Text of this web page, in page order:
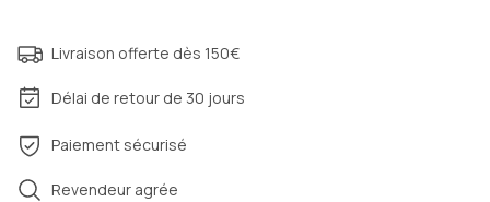
Livraison offerte dès 150€
Délai de retour de 30 jours
Paiement sécurisé
Revendeur agrée